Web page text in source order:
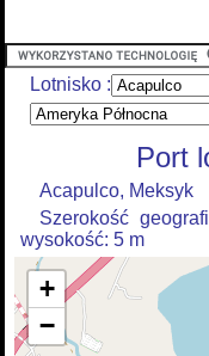
Lotnisko :
Port
Acapulco, Meksyk
Szerokość
wysokość: 5 m
+
−